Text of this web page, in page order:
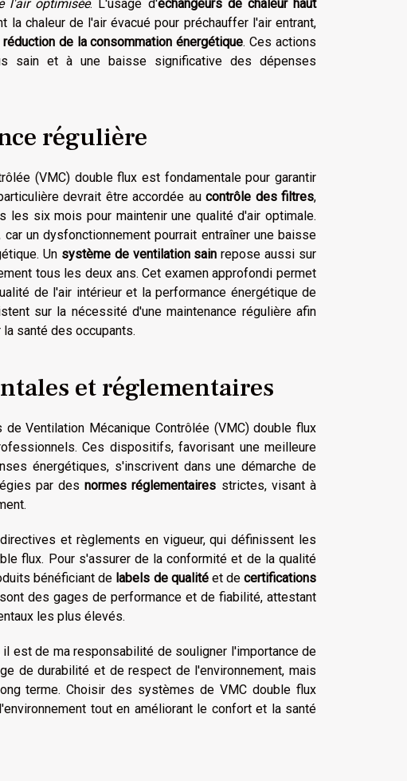
l'air optimisée. L'usage d'échangeurs de chaleur haut
chaleur de l'air évacué pour préchauffer l'air entrant,
réduction de la consommation énergétique. Ces actions
sain et à une baisse significative des dépenses
régulière
(VMC) double flux est fondamentale pour garantir
devrait être accordée aucontrôle des filtres,
six mois pour maintenir une qualité d'air optimale.
un dysfonctionnement pourrait entraîner une baisse
Un système de ventilation sain repose aussi sur
tous les deux ans. Cet examen approfondi permet
de l'air intérieur et la performance énergétique de
sur la nécessité d'une maintenance régulière afin
santé des occupants.
et réglementaires
Ventilation Mécanique Contrôlée (VMC) double flux
Ces dispositifs, favorisant une meilleure
énergétiques, s'inscrivent dans une démarche de
par desnormes réglementaires strictes, visant à
et règlements en vigueur, qui définissent les
flux. Pour s'assurer de la conformité et de la qualité
bénéficiant de labels de qualitéet decertifications
des gages de performance et de fiabilité, attestant
les plus élevés.
est de ma responsabilité de souligner l'importance de
de durabilité et de respect de l'environnement, mais
terme. Choisir des systèmes de VMC double flux
tout en améliorant le confort et la santé